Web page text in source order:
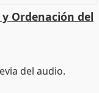
Ordenación del